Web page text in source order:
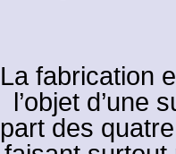
La fabrication
l’objet d’une
part des